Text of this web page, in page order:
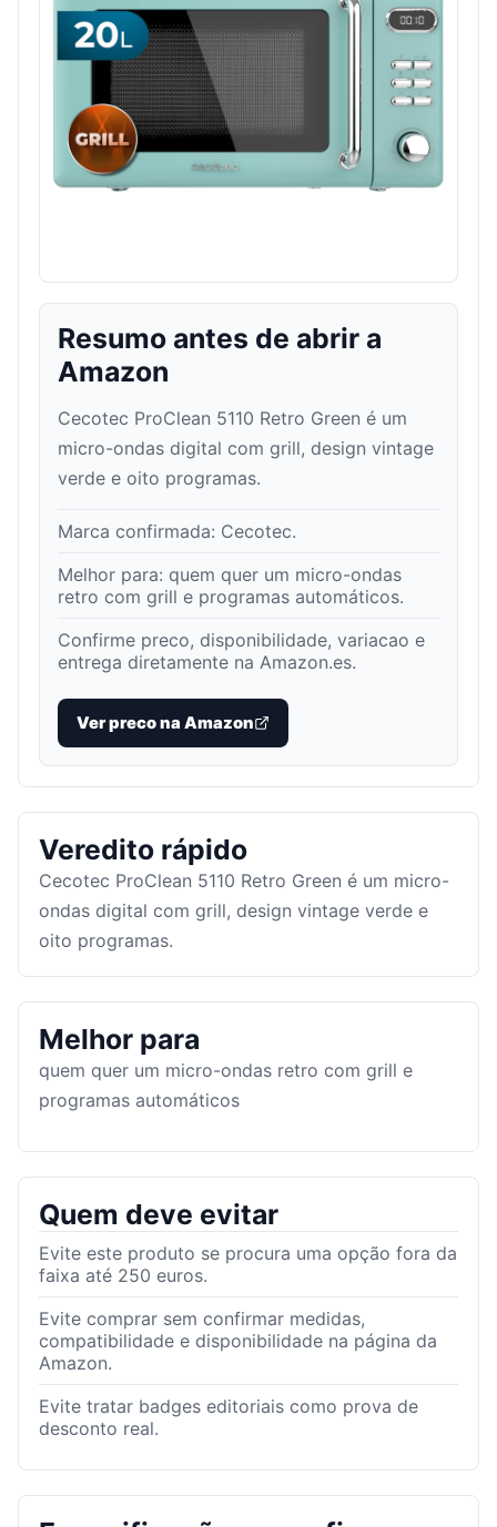
Resumo antes de abrir a
Amazon
Cecotec ProClean 5110 Retro Green é um
micro-ondas digital com grill, design vintage
verde e oito programas.
Marca confirmada: Cecotec.
Melhor para: quem quer um micro-ondas
retro com grill e programas automáticos.
Confirme preco, disponibilidade, variacao e
entrega diretamente na Amazon.es.
Ver preco na Amazon
Veredito rápido
Cecotec ProClean 5110 Retro Green é um micro-
ondas digital com grill, design vintage verde e
oito programas.
Melhor para
quem quer um micro-ondas retro com grill e
programas automáticos
Quem deve evitar
Evite este produto se procura uma opção fora da
faixa até 250 euros.
Evite comprar sem confirmar medidas,
compatibilidade e disponibilidade na página da
Amazon.
Evite tratar badges editoriais como prova de
desconto real.